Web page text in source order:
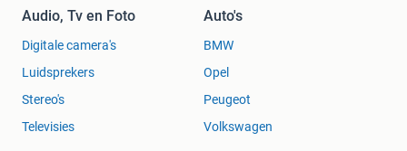
Audio, Tv en Foto
Digitale camera's
Luidsprekers
Stereo's
Televisies
Auto's
BMW
Opel
Peugeot
Volkswagen